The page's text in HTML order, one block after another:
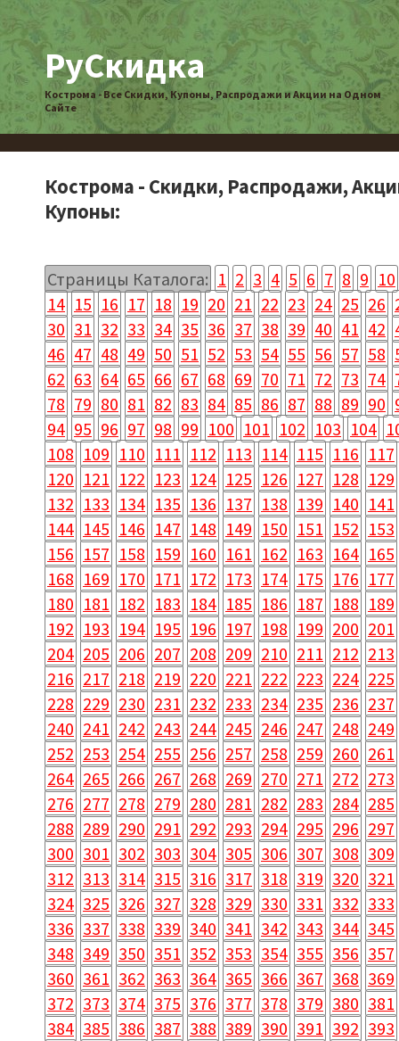
РуСкидка
Кострома - Все Скидки, Купоны, Распродажи и Акции на Одном
Сайте
Кострома - Скидки, Распродажи,
Купоны:
Страницы Каталога: 1 2 3 4 5 6 7 8 9 10
14 15 16 17 18 19 20 21 22 23 24 25 26
30 31 32 33 34 35 36 37 38 39 40 41 42
46 47 48 49 50 51 52 53 54 55 56 57 58
62 63 64 65 66 67 68 69 70 71 72 73 74
78 79 80 81 82 83 84 85 86 87 88 89 90
94 95 96 97 98 99 100 101 102 103 104
108 109 110 111 112 113 114 115 116 117
120 121 122 123 124 125 126 127 128 129
132 133 134 135 136 137 138 139 140 141
144 145 146 147 148 149 150 151 152 153
156 157 158 159 160 161 162 163 164 165
168 169 170 171 172 173 174 175 176 177
180 181 182 183 184 185 186 187 188 189
192 193 194 195 196 197 198 199 200 201
204 205 206 207 208 209 210 211 212 213
216 217 218 219 220 221 222 223 224 225
228 229 230 231 232 233 234 235 236 237
240 241 242 243 244 245 246 247 248 249
252 253 254 255 256 257 258 259 260 261
264 265 266 267 268 269 270 271 272 273
276 277 278 279 280 281 282 283 284 285
288 289 290 291 292 293 294 295 296 297
300 301 302 303 304 305 306 307 308 309
312 313 314 315 316 317 318 319 320 321
324 325 326 327 328 329 330 331 332 333
336 337 338 339 340 341 342 343 344 345
348 349 350 351 352 353 354 355 356 357
360 361 362 363 364 365 366 367 368 369
372 373 374 375 376 377 378 379 380 381
384 385 386 387 388 389 390 391 392 393